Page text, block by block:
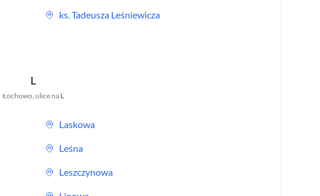
ks. Tadeusza Leśniewicza
L
Łochowo, ulice na L
Laskowa
Leśna
Leszczynowa